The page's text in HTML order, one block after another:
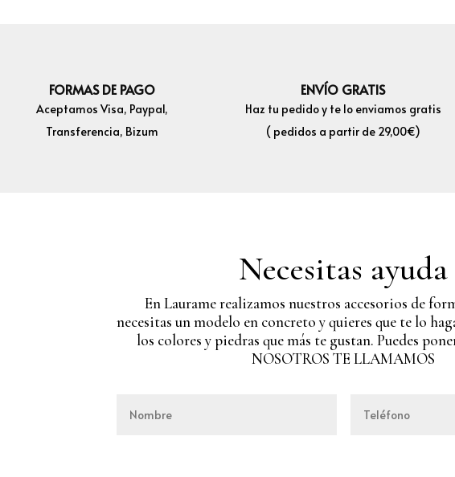
FORMAS DE PAGO
Aceptamos Visa, Paypal,
Transferencia, Bizum
ENVÍO GRATIS
Haz tu pedido y te lo enviamos gratis
( pedidos a partir de 29,00€)
Necesitas ayuda
En Laurame realizamos nuestros accesorios de
necesitas un modelo en concreto y quieres que te lo
los colores y piedras que más te gustan. Puedes
NOSOTROS TE LLAMAMOS